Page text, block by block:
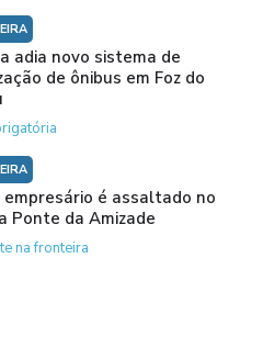
adia novo sistema de
de ônibus em Foz do
empresário é assaltado no
Ponte da Amizade
na fronteira